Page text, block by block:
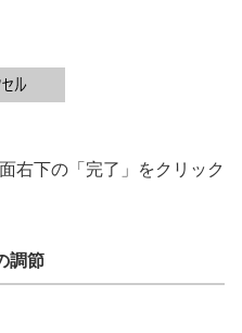
右下の「完了」をクリック
調節